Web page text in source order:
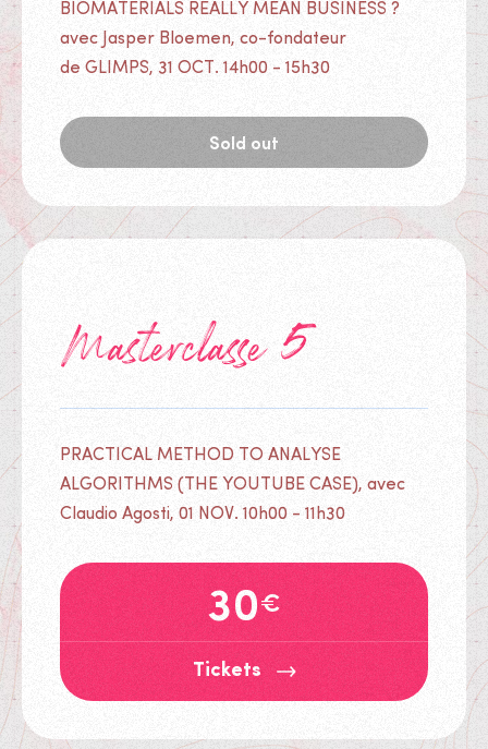
BIOMATERIALS REALLY MEAN BUSINESS ?
avec Jasper Bloemen, co-fondateur
de GLIMPS, 31 OCT. 14h00 - 15h30
Sold out
Masterclasse 5
PRACTICAL METHOD TO ANALYSE
ALGORITHMS (THE YOUTUBE CASE), avec
Claudio Agosti, 01 NOV. 10h00 - 11h30
Tickets
30€
Tickets